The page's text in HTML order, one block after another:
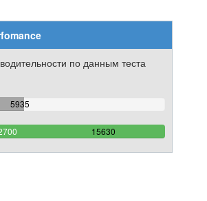
по данным теста
5935
37.971849008317%
15630
100%